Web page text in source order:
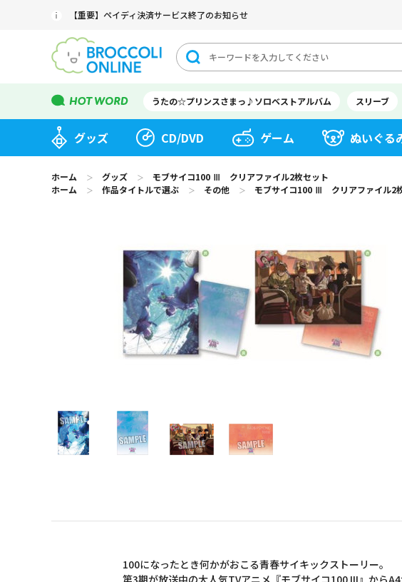
【重要】ペイディ決済サービス終了のお知らせ
うたの☆プリンスさまっ♪ソロベストアルバム スリーブ
グッズ CD/DVD ゲーム ぬいぐる
ホーム ＞ グッズ ＞
モブサイコ100 Ⅲ クリアファイル2枚セット
ホーム
＞ 作品タイトルで選ぶ ＞ その他 ＞ モブサイコ100 Ⅲ クリアファイル2
100になったとき何かがおこる青春サイキックストーリー。